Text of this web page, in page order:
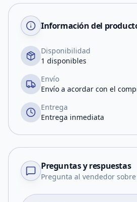
Información del
Disponibilidad
1 disponibles
Envío
Envío a acordar con el
Entrega
Entrega inmediata
Preguntas y respuestas
Pregunta al vendedor